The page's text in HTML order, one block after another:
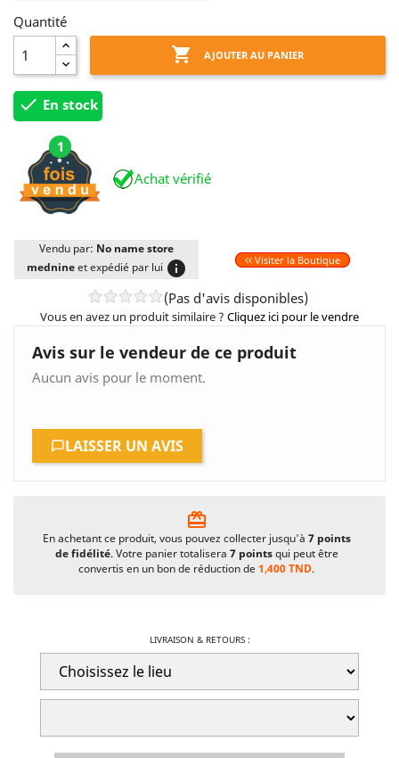
Quantité
 AJOUTER AU PANIER
 En stock
1
Achat vérifié
Vendu par: No name store
mednine et expédié par lui info Visiter la Boutique
(Pas d'avis disponibles)
Vous en avez un produit similaire ? Cliquez ici pour le vendre
Avis sur le vendeur de ce produit
Aucun avis pour le moment.
LAISSER UN AVIS
card_giftcard
En achetant ce produit, vous pouvez collecter jusqu'à 7points
de fidélité. Votre panier totalisera 7pointsqui peut être
convertis en un bon de réduction de1,400 TND.
LIVRAISON & RETOURS :